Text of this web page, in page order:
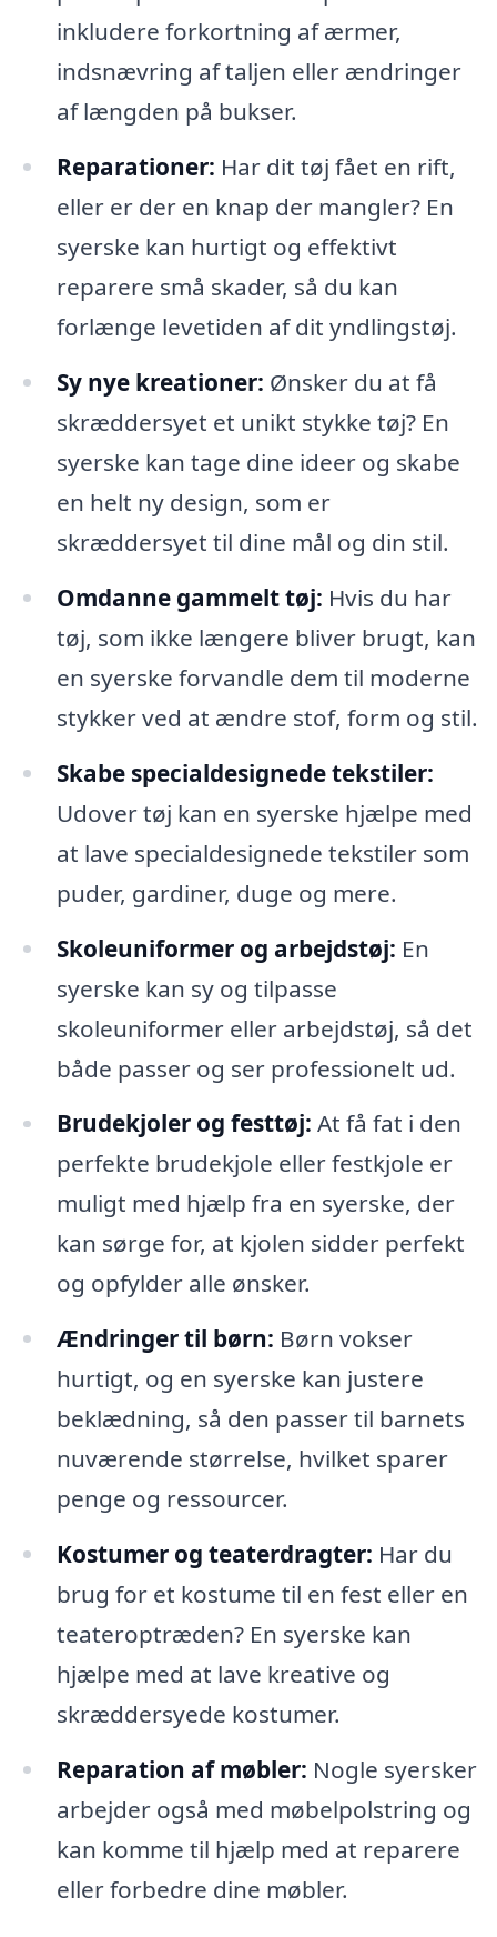
inkludere forkortning af ærmer,
indsnævring af taljen eller ændringer
af længden på bukser.
Reparationer: Har dit tøj fået en rift,
eller er der en knap der mangler? En
syerske kan hurtigt og effektivt
reparere små skader, så du kan
forlænge levetiden af dit yndlingstøj.
Sy nye kreationer: Ønsker du at få
skræddersyet et unikt stykke tøj? En
syerske kan tage dine ideer og skabe
en helt ny design, som er
skræddersyet til dine mål og din stil.
Omdanne gammelt tøj: Hvis du har
tøj, som ikke længere bliver brugt, kan
en syerske forvandle dem til moderne
stykker ved at ændre stof, form og stil.
Skabe specialdesignede tekstiler:
Udover tøj kan en syerske hjælpe med
at lave specialdesignede tekstiler som
puder, gardiner, duge og mere.
Skoleuniformer og arbejdstøj: En
syerske kan sy og tilpasse
skoleuniformer eller arbejdstøj, så det
både passer og ser professionelt ud.
Brudekjoler og festtøj: At få fat i den
perfekte brudekjole eller festkjole er
muligt med hjælp fra en syerske, der
kan sørge for, at kjolen sidder perfekt
og opfylder alle ønsker.
Ændringer til børn: Børn vokser
hurtigt, og en syerske kan justere
beklædning, så den passer til barnets
nuværende størrelse, hvilket sparer
penge og ressourcer.
Kostumer og teaterdragter: Har du
brug for et kostume til en fest eller en
teateroptræden? En syerske kan
hjælpe med at lave kreative og
skræddersyede kostumer.
Reparation af møbler: Nogle syersker
arbejder også med møbelpolstring og
kan komme til hjælp med at reparere
eller forbedre dine møbler.